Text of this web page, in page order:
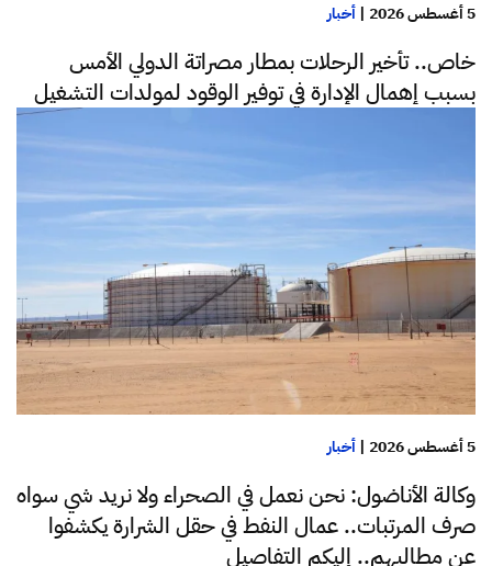
5 أغسطس 2026 | أخبار
خاص.. تأخير الرحلات بمطار مصراتة الدولي الأمس
بسبب إهمال الإدارة في توفير الوقود لمولدات التشغيل
5 أغسطس 2026 | أخبار
وكالة الأناضول: نحن نعمل في الصحراء ولا نريد شي سواه
صرف المرتبات.. عمال النفط في حقل الشرارة يكشفوا
عن مطالبهم.. إليكم التفاصيل